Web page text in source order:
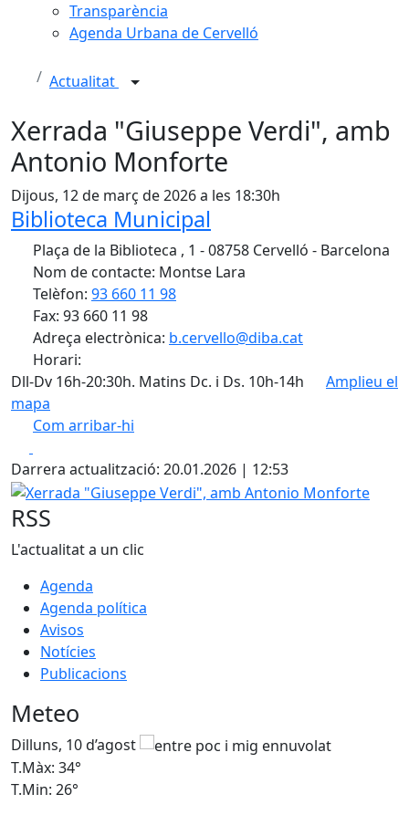
Transparència
Agenda Urbana de Cervelló
Actualitat
Xerrada "Giuseppe Verdi", amb
Antonio Monforte
Dijous, 12 de març de 2026 a les 18:30h
Biblioteca Municipal
Plaça de la Biblioteca , 1 - 08758 Cervelló - Barcelona
Nom de contacte: Montse Lara
Telèfon: 93 660 11 98
Fax: 93 660 11 98
Adreça electrònica: b.cervello@diba.cat
Horari:
Dll-Dv 16h-20:30h. Matins Dc. i Ds. 10h-14h
Amplieu el
mapa
Com arribar-hi
+
−
Darrera actualització: 20.01.2026 | 12:53
Xerrada "Giuseppe Verdi", amb Antonio Monforte
RSS
L'actualitat a un clic
Agenda
Agenda política
Avisos
Notícies
Publicacions
Meteo
Dilluns, 10 d’agost
T.Màx: 34°
T.Min: 26°